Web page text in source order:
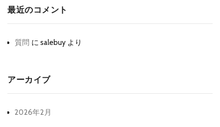
最近のコメント
質問 に salebuyより
アーカイブ
2026年2月